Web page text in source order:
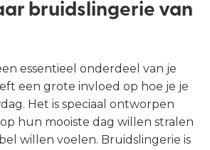
bruidslingerie van
essentieel onderdeel van je
een grote invloed op hoe je je
Het is speciaal ontworpen
hun mooiste dag willen stralen
willen voelen. Bruidslingerie is